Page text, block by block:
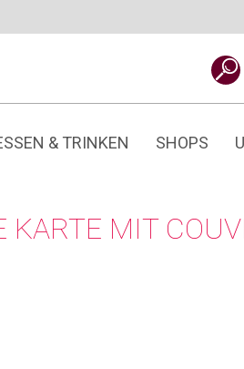
& TRINKEN SHOPS
KARTE MIT